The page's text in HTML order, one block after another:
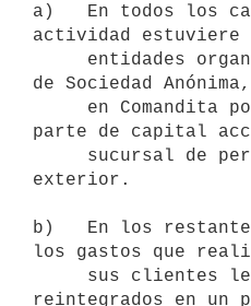
a)   En todos los
actividad estuviere
de Sociedad
parte de capital
exterior.
b)   En los
los gastos que
reintegrados en un